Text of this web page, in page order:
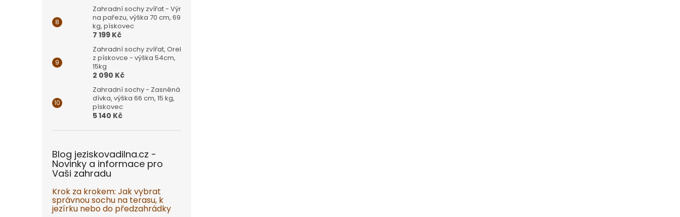
Zahradní sochy zvířat - Výr
na pařezu, výška 70 cm, 69
kg, pískovec
7 199 Kč
Zahradní sochy zvířat, Orel
z pískovce - výška 54cm,
15kg
2 090 Kč
Zahradní sochy - Zasněná
dívka, výška 66 cm, 15 kg,
pískovec
5 140 Kč
Blog jeziskovadilna.cz -
Novinky a informace pro
Vaši zahradu
Krok za krokem: Jak vybrat
správnou sochu na terasu, k
jezírku nebo do předzahrádky